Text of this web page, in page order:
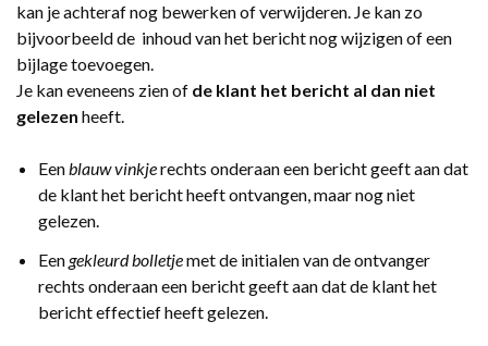
kan je achteraf nog bewerken of verwijderen. Je kan zo
bijvoorbeeld de inhoud van het bericht nog wijzigen of een
bijlage toevoegen.
Je kan eveneens zien of de klant het bericht al dan niet
gelezen heeft.
Eenblauw vinkjerechts onderaan een bericht geeft aan dat
de klant het bericht heeft ontvangen, maar nog niet
gelezen.
Eengekleurd bolletjemet de initialen van de ontvanger
rechts onderaan een bericht geeft aan dat de klant het
bericht effectief heeft gelezen.